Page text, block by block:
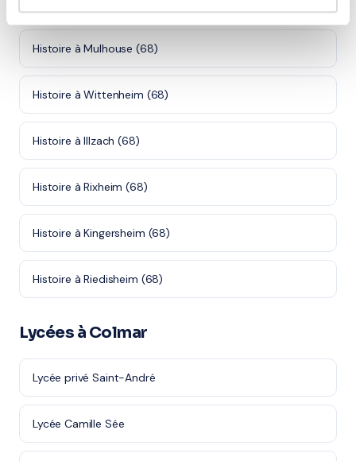
Histoire à Mulhouse (68)
Histoire à Wittenheim (68)
Histoire à Illzach (68)
Histoire à Rixheim (68)
Histoire à Kingersheim (68)
Histoire à Riedisheim (68)
Lycées à Colmar
Lycée privé Saint-André
Lycée Camille Sée